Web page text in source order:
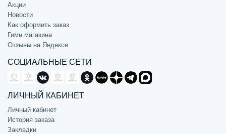
Акции
Новости
Как оформить заказ
Гимн магазина
Отзывы на Яндексе
СОЦИАЛЬНЫЕ СЕТИ
ЛИЧНЫЙ КАБИНЕТ
Личный кабинет
История заказа
Закладки